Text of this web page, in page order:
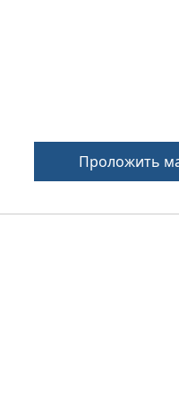
Проложить